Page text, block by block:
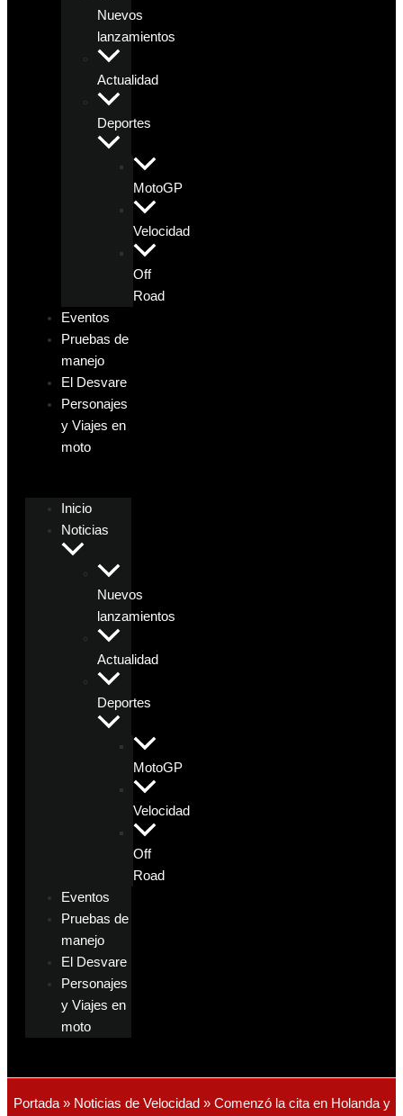
Nuevos
lanzamientos
Actualidad
Deportes
MotoGP
Velocidad
Off
Road
Eventos
Pruebas de
manejo
El Desvare
Personajes
y Viajes en
moto
Inicio
Noticias
Nuevos
lanzamientos
Actualidad
Deportes
MotoGP
Velocidad
Off
Road
Eventos
Pruebas de
manejo
El Desvare
Personajes
y Viajes en
moto
Portada» Noticias de Velocidad » Comenzó la cita en Holanda y